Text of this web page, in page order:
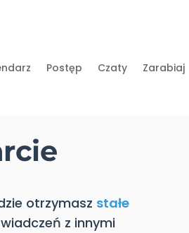
Postęp Czaty Zarabiaj
otrzymasz stałe
z innymi